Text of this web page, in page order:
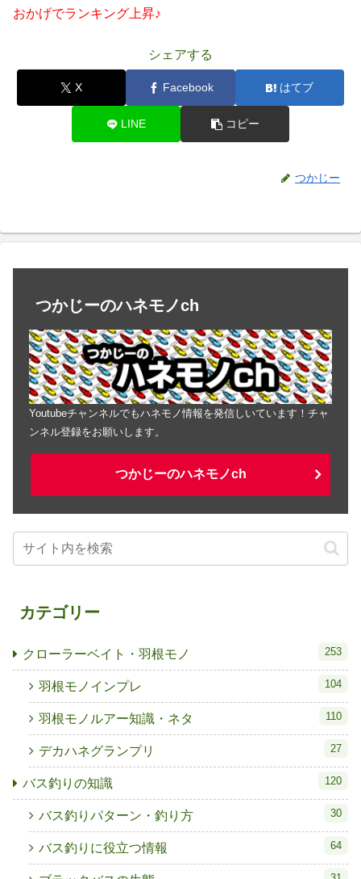
おかげでランキング上昇♪
シェアする
X Facebook はてブ
LINE コピー
つかじー
つかじーのハネモノch
Youtubeチャンネルでもハネモノ情報を発信しいています！チャ
ンネル登録をお願いします。
つかじーのハネモノch
カテゴリー
クローラーベイト・羽根モノ 253
羽根モノインプレ 104
羽根モノルアー知識・ネタ 110
デカハネグランプリ 27
バス釣りの知識 120
バス釣りパターン・釣り方 30
バス釣りに役立つ情報 64